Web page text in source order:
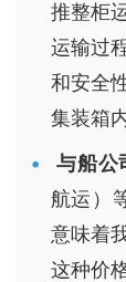
推整柜
运输过
和安全
集装箱
与船公
航运）
意味着
这种价